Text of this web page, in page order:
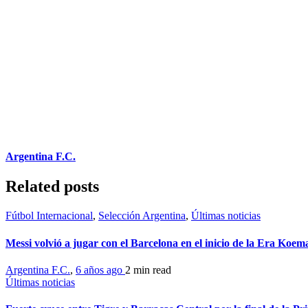
Argentina F.C.
Related posts
Fútbol Internacional, Selección Argentina, Últimas noticias
Messi volvió a jugar con el Barcelona en el inicio de la Era
Argentina F.C., 6 años ago 2 min read
Últimas noticias